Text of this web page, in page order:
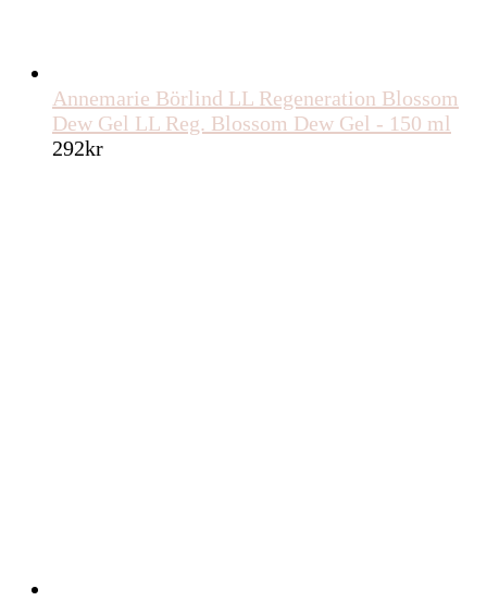
Annemarie Börlind LL Regeneration Blossom
Dew Gel LL Reg. Blossom Dew Gel - 150 ml
292kr